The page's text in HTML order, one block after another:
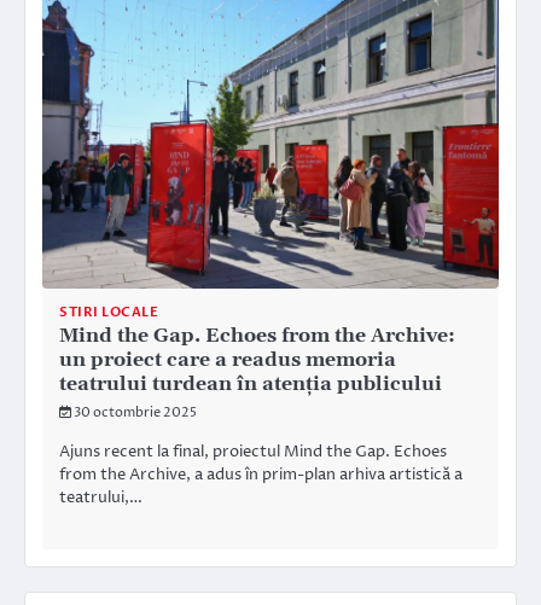
STIRI LOCALE
Mind the Gap. Echoes from the Archive:
un proiect care a readus memoria
teatrului turdean în atenția publicului
30 octombrie 2025
Ajuns recent la final, proiectul Mind the Gap. Echoes
from the Archive, a adus în prim-plan arhiva artistică a
teatrului,…